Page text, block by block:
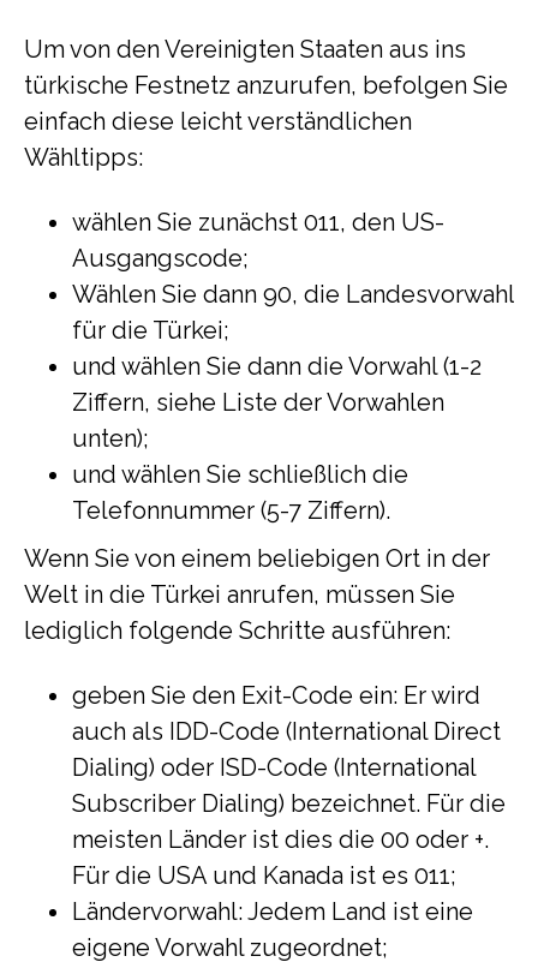
Um von den Vereinigten Staaten aus ins
türkische Festnetz anzurufen, befolgen Sie
einfach diese leicht verständlichen
Wähltipps:
wählen Sie zunächst 011, den US-
Ausgangscode;
Wählen Sie dann 90, die Landesvorwahl
für die Türkei;
und wählen Sie dann die Vorwahl (1-2
Ziffern, siehe Liste der Vorwahlen
unten);
und wählen Sie schließlich die
Telefonnummer (5-7 Ziffern).
Wenn Sie von einem beliebigen Ort in der
Welt in die Türkei anrufen, müssen Sie
lediglich folgende Schritte ausführen:
geben Sie den Exit-Code ein: Er wird
auch als IDD-Code (International Direct
Dialing) oder ISD-Code (International
Subscriber Dialing) bezeichnet. Für die
meisten Länder ist dies die 00 oder +.
Für die USA und Kanada ist es 011;
Ländervorwahl: Jedem Land ist eine
eigene Vorwahl zugeordnet;